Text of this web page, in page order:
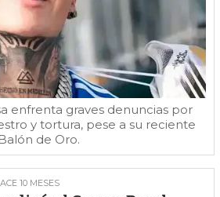
enfrenta graves denuncias por
y tortura, pese a su reciente
de Oro.
10 MESES